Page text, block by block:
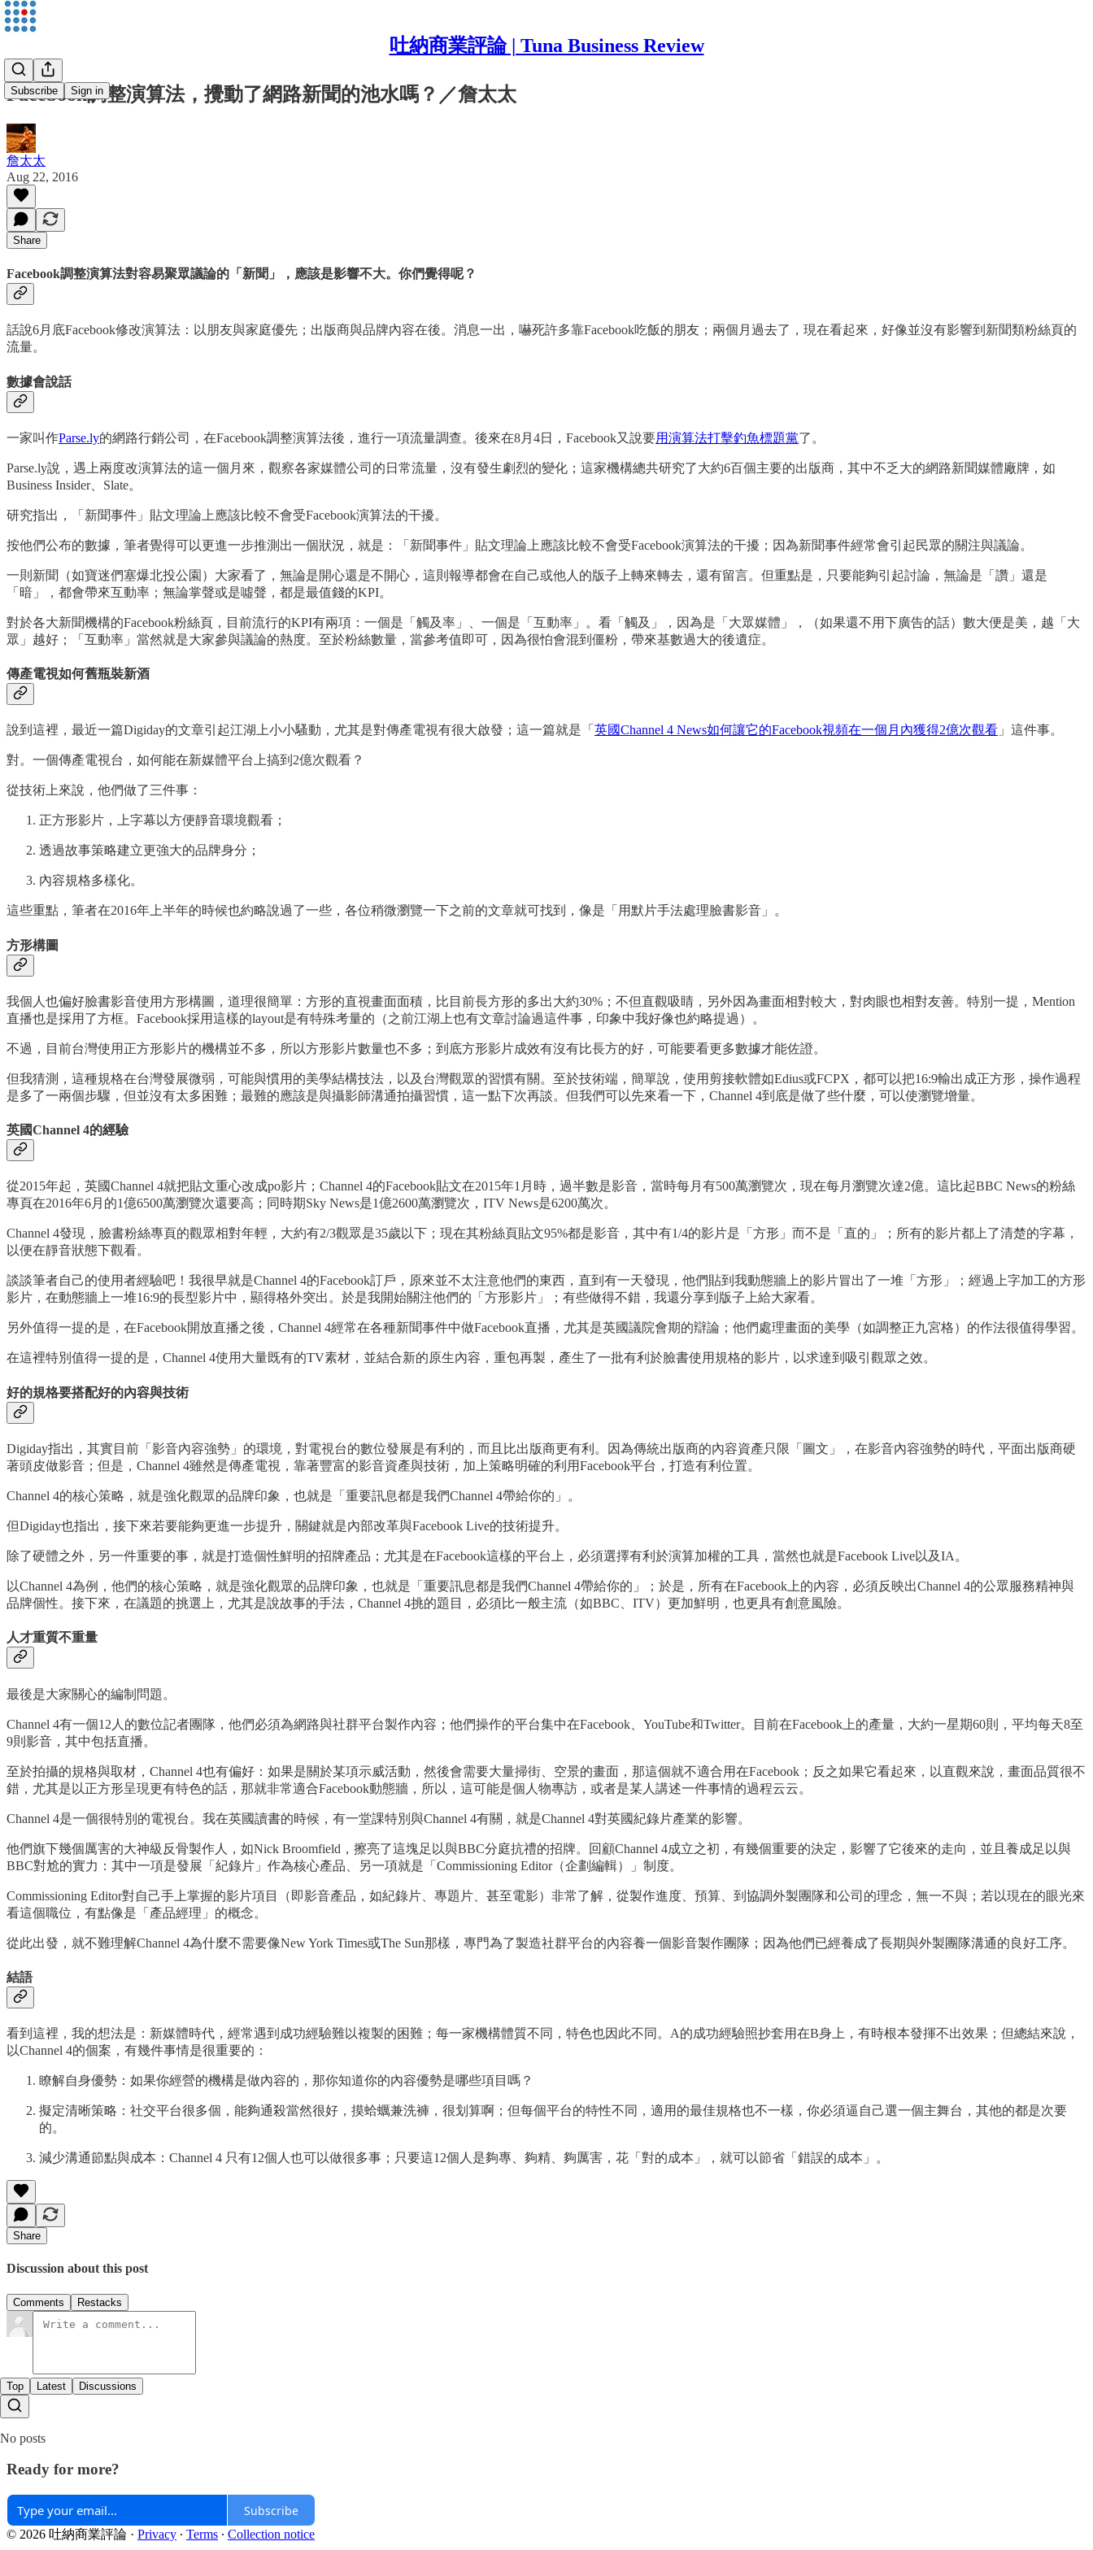
吐納商業評論 | Tuna Business Review
Subscribe Sign in
Facebook調整演算法，攪動了網路新聞的池水嗎？／詹太太
詹太太
Aug 22, 2016
Share
Facebook調整演算法對容易聚眾議論的「新聞」，應該是影響不大。你們覺得呢？
話說6月底Facebook修改演算法：以朋友與家庭優先；出版商與品牌內容在後。消息一出，嚇死許多靠Facebook吃飯的朋友；兩個月過去了，現在看起來，好像並沒有影響到新聞類粉絲頁的
流量。
數據會說話
一家叫作Parse.ly的網路行銷公司，在Facebook調整演算法後，進行一項流量調查。後來在8月4日，Facebook又說要用演算法打擊釣魚標題黨了。
Parse.ly說，遇上兩度改演算法的這一個月來，觀察各家媒體公司的日常流量，沒有發生劇烈的變化；這家機構總共研究了大約6百個主要的出版商，其中不乏大的網路新聞媒體廠牌，如
Business Insider、Slate。
研究指出，「新聞事件」貼文理論上應該比較不會受Facebook演算法的干擾。
按他們公布的數據，筆者覺得可以更進一步推測出一個狀況，就是：「新聞事件」貼文理論上應該比較不會受Facebook演算法的干擾；因為新聞事件經常會引起民眾的關注與議論。
一則新聞（如寶迷們塞爆北投公園）大家看了，無論是開心還是不開心，這則報導都會在自己或他人的版子上轉來轉去，還有留言。但重點是，只要能夠引起討論，無論是「讚」還是
「暗」，都會帶來互動率；無論掌聲或是噓聲，都是最值錢的KPI。
對於各大新聞機構的Facebook粉絲頁，目前流行的KPI有兩項：一個是「觸及率」、一個是「互動率」。看「觸及」，因為是「大眾媒體」，（如果還不用下廣告的話）數大便是美，越「大
眾」越好；「互動率」當然就是大家參與議論的熱度。至於粉絲數量，當參考值即可，因為很怕會混到僵粉，帶來基數過大的後遺症。
傳產電視如何舊瓶裝新酒
說到這裡，最近一篇Digiday的文章引起江湖上小小騷動，尤其是對傳產電視有很大啟發；這一篇就是「 英國Channel 4 News如何讓它的Facebook視頻在一個月內獲得2億次觀看 」這件事。
對。一個傳產電視台，如何能在新媒體平台上搞到2億次觀看？
從技術上來說，他們做了三件事：
正方形影片，上字幕以方便靜音環境觀看；
透過故事策略建立更強大的品牌身分；
內容規格多樣化。
這些重點，筆者在2016年上半年的時候也約略說過了一些，各位稍微瀏覽一下之前的文章就可找到，像是「用默片手法處理臉書影音」。
方形構圖
我個人也偏好臉書影音使用方形構圖，道理很簡單：方形的直視畫面面積，比目前長方形的多出大約30%；不但直觀吸睛，另外因為畫面相對較大，對肉眼也相對友善。特別一提，Mention
直播也是採用了方框。Facebook採用這樣的layout是有特殊考量的（之前江湖上也有文章討論過這件事，印象中我好像也約略提過）。
不過，目前台灣使用正方形影片的機構並不多，所以方形影片數量也不多；到底方形影片成效有沒有比長方的好，可能要看更多數據才能佐證。
但我猜測，這種規格在台灣發展微弱，可能與慣用的美學結構技法，以及台灣觀眾的習慣有關。至於技術端，簡單說，使用剪接軟體如Edius或FCPX，都可以把16:9輸出成正方形，操作過程
是多了一兩個步驟，但並沒有太多困難；最難的應該是與攝影師溝通拍攝習慣，這一點下次再談。但我們可以先來看一下，Channel 4到底是做了些什麼，可以使瀏覽增量。
英國Channel 4的經驗
從2015年起，英國Channel 4就把貼文重心改成po影片；Channel 4的Facebook貼文在2015年1月時，過半數是影音，當時每月有500萬瀏覽次，現在每月瀏覽次達2億。這比起BBC News的粉絲
專頁在2016年6月的1億6500萬瀏覽次還要高；同時期Sky News是1億2600萬瀏覽次，ITV News是6200萬次。
Channel 4發現，臉書粉絲專頁的觀眾相對年輕，大約有2/3觀眾是35歲以下；現在其粉絲頁貼文95%都是影音，其中有1/4的影片是「方形」而不是「直的」；所有的影片都上了清楚的字幕，
以便在靜音狀態下觀看。
談談筆者自己的使用者經驗吧！我很早就是Channel 4的Facebook訂戶，原來並不太注意他們的東西，直到有一天發現，他們貼到我動態牆上的影片冒出了一堆「方形」；經過上字加工的方形
影片，在動態牆上一堆16:9的長型影片中，顯得格外突出。於是我開始關注他們的「方形影片」；有些做得不錯，我還分享到版子上給大家看。
另外值得一提的是，在Facebook開放直播之後，Channel 4經常在各種新聞事件中做Facebook直播，尤其是英國議院會期的辯論；他們處理畫面的美學（如調整正九宮格）的作法很值得學習。
在這裡特別值得一提的是，Channel 4使用大量既有的TV素材，並結合新的原生內容，重包再製，產生了一批有利於臉書使用規格的影片，以求達到吸引觀眾之效。
好的規格要搭配好的內容與技術
Digiday指出，其實目前「影音內容強勢」的環境，對電視台的數位發展是有利的，而且比出版商更有利。因為傳統出版商的內容資產只限「圖文」，在影音內容強勢的時代，平面出版商硬
著頭皮做影音；但是，Channel 4雖然是傳產電視，靠著豐富的影音資產與技術，加上策略明確的利用Facebook平台，打造有利位置。
Channel 4的核心策略，就是強化觀眾的品牌印象，也就是「重要訊息都是我們Channel 4帶給你的」。
但Digiday也指出，接下來若要能夠更進一步提升，關鍵就是內部改革與Facebook Live的技術提升。
除了硬體之外，另一件重要的事，就是打造個性鮮明的招牌產品；尤其是在Facebook這樣的平台上，必須選擇有利於演算加權的工具，當然也就是Facebook Live以及IA。
以Channel 4為例，他們的核心策略，就是強化觀眾的品牌印象，也就是「重要訊息都是我們Channel 4帶給你的」；於是，所有在Facebook上的內容，必須反映出Channel 4的公眾服務精神與
品牌個性。接下來，在議題的挑選上，尤其是說故事的手法，Channel 4挑的題目，必須比一般主流（如BBC、ITV）更加鮮明，也更具有創意風險。
人才重質不重量
最後是大家關心的編制問題。
Channel 4有一個12人的數位記者團隊，他們必須為網路與社群平台製作內容；他們操作的平台集中在Facebook、YouTube和Twitter。目前在Facebook上的產量，大約一星期60則，平均每天8至
9則影音，其中包括直播。
至於拍攝的規格與取材，Channel 4也有偏好：如果是關於某項示威活動，然後會需要大量掃街、空景的畫面，那這個就不適合用在Facebook；反之如果它看起來，以直觀來說，畫面品質很不
錯，尤其是以正方形呈現更有特色的話，那就非常適合Facebook動態牆，所以，這可能是個人物專訪，或者是某人講述一件事情的過程云云。
Channel 4是一個很特別的電視台。我在英國讀書的時候，有一堂課特別與Channel 4有關，就是Channel 4對英國紀錄片產業的影響。
他們旗下幾個厲害的大神級反骨製作人，如Nick Broomfield，擦亮了這塊足以與BBC分庭抗禮的招牌。回顧Channel 4成立之初，有幾個重要的決定，影響了它後來的走向，並且養成足以與
BBC對尬的實力：其中一項是發展「紀錄片」作為核心產品、另一項就是「Commissioning Editor（企劃編輯）」制度。
Commissioning Editor對自己手上掌握的影片項目（即影音產品，如紀錄片、專題片、甚至電影）非常了解，從製作進度、預算、到協調外製團隊和公司的理念，無一不與；若以現在的眼光來
看這個職位，有點像是「產品經理」的概念。
從此出發，就不難理解Channel 4為什麼不需要像New York Times或The Sun那樣，專門為了製造社群平台的內容養一個影音製作團隊；因為他們已經養成了長期與外製團隊溝通的良好工序。
結語
看到這裡，我的想法是：新媒體時代，經常遇到成功經驗難以複製的困難；每一家機構體質不同，特色也因此不同。A的成功經驗照抄套用在B身上，有時根本發揮不出效果；但總結來說，
以Channel 4的個案，有幾件事情是很重要的：
瞭解自身優勢：如果你經營的機構是做內容的，那你知道你的內容優勢是哪些項目嗎？
擬定清晰策略：社交平台很多個，能夠通殺當然很好，摸蛤蠣兼洗褲，很划算啊；但每個平台的特性不同，適用的最佳規格也不一樣，你必須逼自己選一個主舞台，其他的都是次要
的。
減少溝通節點與成本：Channel 4 只有12個人也可以做很多事；只要這12個人是夠專、夠精、夠厲害，花「對的成本」，就可以節省「錯誤的成本」。
Share
Discussion about this post
Comments Restacks
Top Latest Discussions
No posts
Ready for more?
Subscribe
© 2026 吐納商業評論 · Privacy ∙ Terms ∙ Collection notice